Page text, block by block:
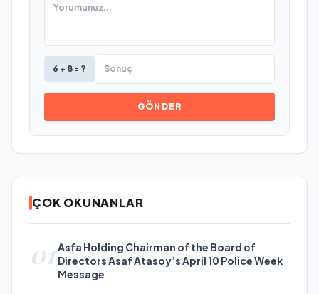
6 + 8 = ?
GÖNDER
ÇOK OKUNANLAR
01Asfa Holding Chairman of the Board of
Directors Asaf Atasoy’s April 10 Police Week
Message